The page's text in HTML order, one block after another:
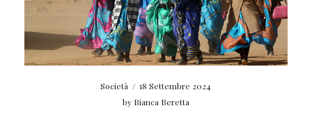
Società / 18 Settembre 2024
by Bianca Beretta